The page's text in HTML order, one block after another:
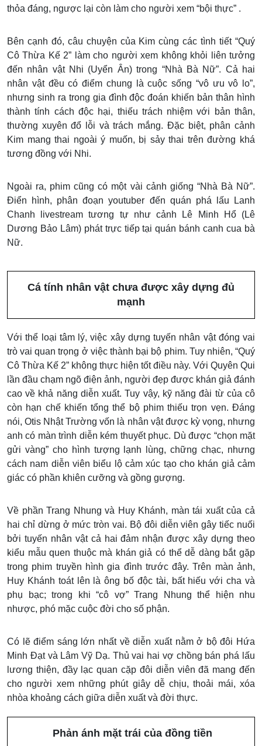
thỏa đáng, ngược lại còn làm cho người xem “bội thực” .
Bên cạnh đó, câu chuyện của Kim cùng các tình tiết “Quý
Cô Thừa Kế 2” làm cho người xem không khỏi liên tưởng
đến nhân vật Nhi (Uyển Ân) trong “Nhà Bà Nữ”. Cả hai
nhân vật đều có điểm chung là cuộc sống “vô ưu vô lo”,
nhưng sinh ra trong gia đình độc đoán khiến bản thân hình
thành tính cách độc hại, thiếu trách nhiệm với bản thân,
thường xuyên đổ lỗi và trách mắng. Đặc biệt, phân cảnh
Kim mang thai ngoài ý muốn, bị sảy thai trên đường khá
tương đồng với Nhi.
Ngoài ra, phim cũng có một vài cảnh giống “Nhà Bà Nữ”.
Điển hình, phân đoạn youtuber đến quán phá lấu Lanh
Chanh livestream tương tự như cảnh Lê Minh Hổ (Lê
Dương Bảo Lâm) phát trực tiếp tại quán bánh canh cua bà
Nữ.
Cá tính nhân vật chưa được xây dựng đủ
mạnh
Với thể loại tâm lý, việc xây dựng tuyến nhân vật đóng vai
trò vai quan trọng ở việc thành bại bộ phim. Tuy nhiên, “Quý
Cô Thừa Kế 2” không thực hiện tốt điều này. Với Quyên Qui
lần đầu chạm ngõ điện ảnh, người đẹp được khán giả đánh
cao về khả năng diễn xuất. Tuy vậy, kỹ năng đài từ của cô
còn hạn chế khiến tổng thể bộ phim thiếu trọn vẹn. Đáng
nói, Otis Nhật Trường vốn là nhân vật được kỳ vọng, nhưng
anh có màn trình diễn kém thuyết phục. Dù được “chọn mặt
gửi vàng” cho hình tượng lạnh lùng, chững chạc, nhưng
cách nam diễn viên biểu lộ cảm xúc tạo cho khán giả cảm
giác có phần khiên cưỡng và gồng gượng.
Về phần Trang Nhung và Huy Khánh, màn tái xuất của cả
hai chỉ dừng ở mức tròn vai. Bộ đôi diễn viên gây tiếc nuối
bởi tuyến nhân vật cả hai đảm nhận được xây dựng theo
kiểu mẫu quen thuộc mà khán giả có thể dễ dàng bắt gặp
trong phim truyền hình gia đình trước đây. Trên màn ảnh,
Huy Khánh toát lên là ông bố độc tài, bất hiếu với cha và
phụ bạc; trong khi “cô vợ” Trang Nhung thể hiện nhu
nhược, phó mặc cuộc đời cho số phận.
Có lẽ điểm sáng lớn nhất về diễn xuất nằm ở bộ đôi Hứa
Minh Đạt và Lâm Vỹ Dạ. Thủ vai hai vợ chồng bán phá lấu
lương thiện, đầy lạc quan cặp đôi diễn viên đã mang đến
cho người xem những phút giây dễ chịu, thoải mái, xóa
nhòa khoảng cách giữa diễn xuất và đời thực.
Phản ánh mặt trái của đồng tiền